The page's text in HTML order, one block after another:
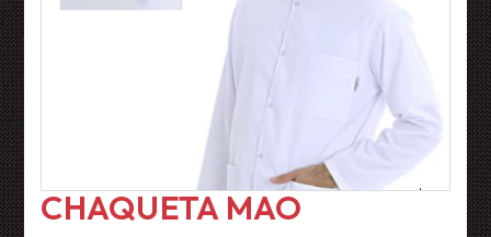
CHAQUETA MAO